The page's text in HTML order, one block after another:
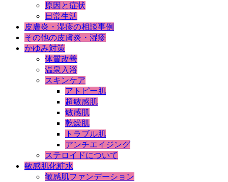
原因と症状
日常生活
皮膚炎・湿疹の相談事例
その他の皮膚炎・湿疹
かゆみ対策
体質改善
温泉入浴
スキンケア
アトピー肌
超敏感肌
敏感肌
乾燥肌
トラブル肌
アンチエイジング
ステロイドについて
敏感肌化粧水
敏感肌ファンデーション